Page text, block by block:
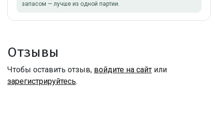
запасом — лучше из одной партии.
Отзывы
Чтобы оставить отзыв, войдите на сайт или
зарегистрируйтесь.